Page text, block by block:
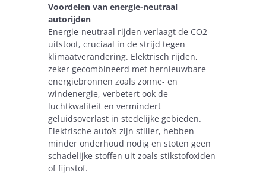
Voordelen van energie-neutraal
autorijden
Energie-neutraal rijden verlaagt de CO2-
uitstoot, cruciaal in de strijd tegen
klimaatverandering. Elektrisch rijden,
zeker gecombineerd met hernieuwbare
energiebronnen zoals zonne- en
windenergie, verbetert ook de
luchtkwaliteit en vermindert
geluidsoverlast in stedelijke gebieden.
Elektrische auto’s zijn stiller, hebben
minder onderhoud nodig en stoten geen
schadelijke stoffen uit zoals stikstofoxiden
of fijnstof.